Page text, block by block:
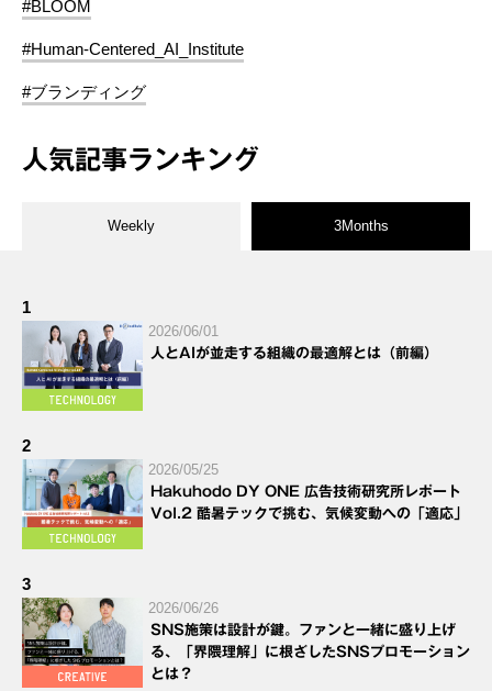
#BLOOM
#Human-Centered_AI_Institute
#ブランディング
人気記事ランキング
Weekly 3Months
1
2026/06/01
人とAIが並走する組織の最適解とは（前編）
2
2026/05/25
Hakuhodo DY ONE 広告技術研究所レポート
Vol.2 酷暑テックで挑む、気候変動への「適応」
3
2026/06/26
SNS施策は設計が鍵。ファンと一緒に盛り上げ
る、「界隈理解」に根ざしたSNSプロモーション
とは？